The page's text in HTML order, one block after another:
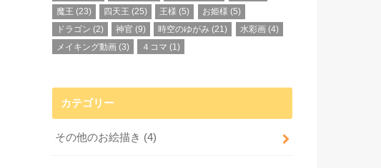
魔王 (23) 四天王 (25) 王様 (5) お姫様 (5)
ドラゴン (2) 神官 (9) 時空のゆがみ (21) 水彩画(4)
メイキング動画 (3) ４コマ (1)
カテゴリー
その他のお絵描き (4)